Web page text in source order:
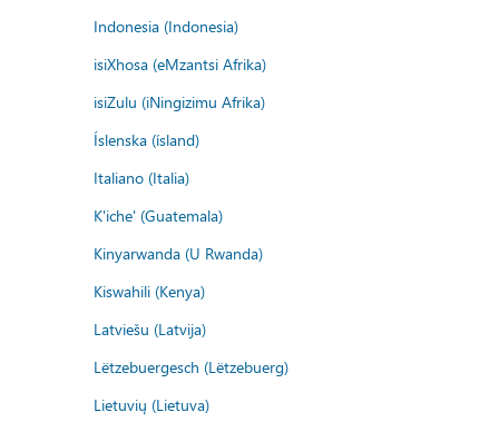
Indonesia (Indonesia)
isiXhosa (eMzantsi Afrika)
isiZulu (iNingizimu Afrika)
Íslenska (ísland)
Italiano (Italia)
K'iche' (Guatemala)
Kinyarwanda (U Rwanda)
Kiswahili (Kenya)
Latviešu (Latvija)
Lëtzebuergesch (Lëtzebuerg)
Lietuvių (Lietuva)